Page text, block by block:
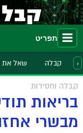
תפריט
קבלה שאל את ›
קבלה וחסידות
בריאות
מבשרי